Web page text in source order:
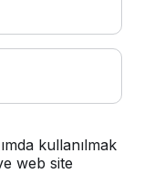
kullanılmak
web site